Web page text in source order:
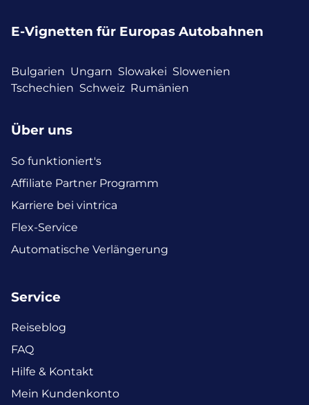
E-Vignetten für Europas Autobahnen
Bulgarien Ungarn Slowakei Slowenien
Tschechien Schweiz Rumänien
Über uns
So funktioniert's
Affiliate Partner Programm
Karriere bei vintrica
Flex-Service
Automatische Verlängerung
Service
Reiseblog
FAQ
Hilfe & Kontakt
Mein Kundenkonto